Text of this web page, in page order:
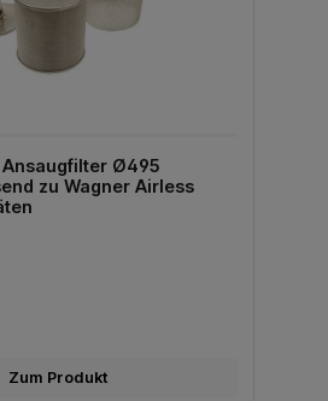
Ø495
zu Wagner Airless
Zum Produkt